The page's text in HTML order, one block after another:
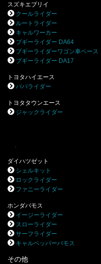
スズキエブリイ
クールライダー
ルートライダー
キャルワーカー
ブギーライダー DA64
ブギーライダーワゴン車ベース
ブギーライダー DA17
トヨタハイエース
パパライダー
トヨタタウンエース
ジャックライダー
ダイハツゼット
シェルキット
ロックライダー
ファニーライダー
ホンダバモス
イージーライダー
スローライダー
サーフライダー
キャルペッパーバモス
その他